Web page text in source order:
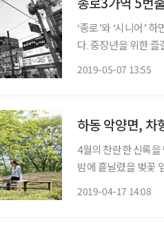
‘종로’와 ‘시니어’
다. 중장년을 위한
2019-05-07 13:55
하동 악양면, 차
4월의 찬란한 신록
밤에 흩날렸을 벚꽃
2019-04-17 14:08